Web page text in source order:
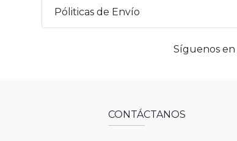
Póliticas de Envío
Síguenos en
CONTÁCTANOS